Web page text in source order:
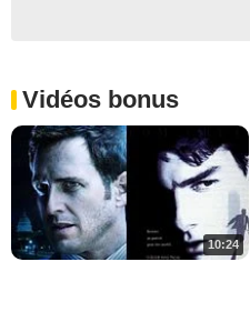
Vidéos bonus
10:24